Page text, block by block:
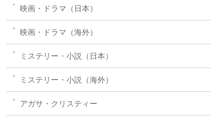
映画・ドラマ（日本）
映画・ドラマ（海外）
ミステリー・小説（日本）
ミステリー・小説（海外）
アガサ・クリスティー